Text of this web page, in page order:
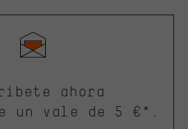
ahora
un vale de 5 €*.